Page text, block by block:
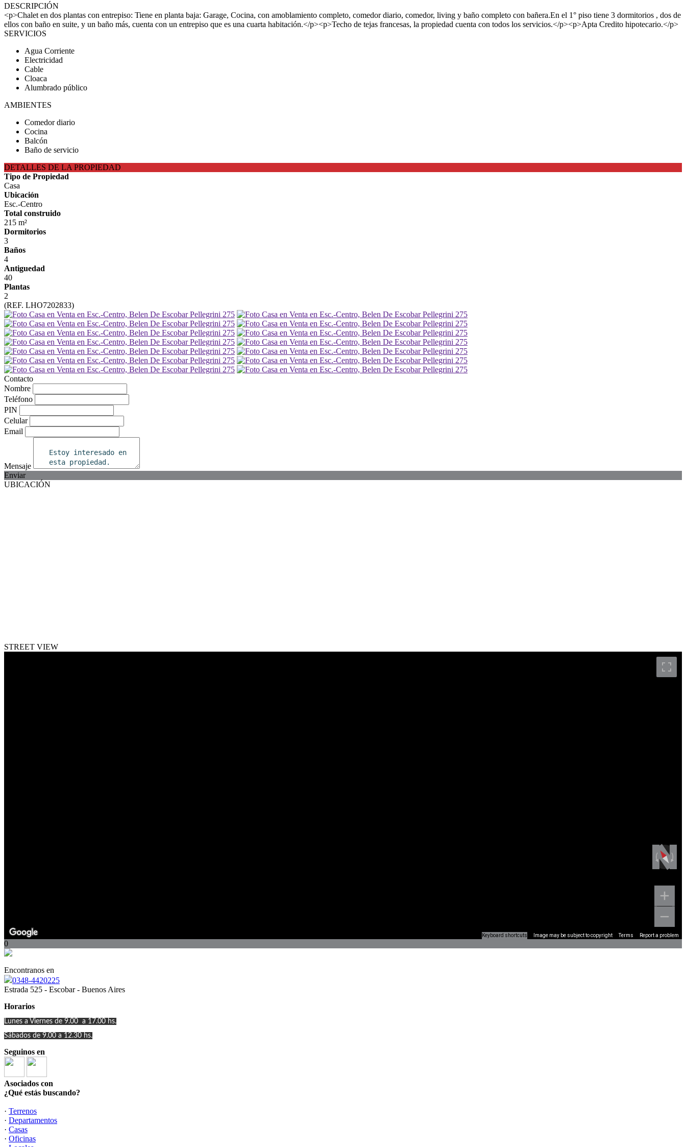
DESCRIPCIÓN
<p>Chalet en dos plantas con entrepiso: Tiene en planta baja: Garage, Cocina, con amoblamiento completo, comedor diario, comedor, living y baño completo con bañera.En el 1° piso tiene 3 dormitorios , dos de
ellos con baño en suite, y un baño más, cuenta con un entrepiso que es una cuarta habitación.</p><p>Techo de tejas francesas, la propiedad cuenta con todos los servicios.</p><p>Apta Credito hipotecario.</p>
SERVICIOS
Agua Corriente
Electricidad
Cable
Cloaca
Alumbrado público
AMBIENTES
Comedor diario
Cocina
Balcón
Baño de servicio
DETALLES DE LA PROPIEDAD
Tipo de Propiedad
Casa
Ubicación
Esc.-Centro
Total construido
215 m²
Dormitorios
3
Baños
4
Antiguedad
40
Plantas
2
(REF. LHO7202833)
Contacto
Nombre
Teléfono
PIN
Celular
Email
Mensaje
Enviar
UBICACIÓN
STREET VIEW
Keyboard shortcuts Image may be subject to copyright Terms Report a problem
0
Encontranos en
0348-4420225
Estrada 525 - Escobar - Buenos Aires
Horarios
Lunes a Viernes de 9.00 a 17.00 hs.
Sábados de 9.00 a 12.30 hs.
Seguinos en
Asociados con
¿Qué estás buscando?
· Terrenos
· Departamentos
· Casas
· Oficinas